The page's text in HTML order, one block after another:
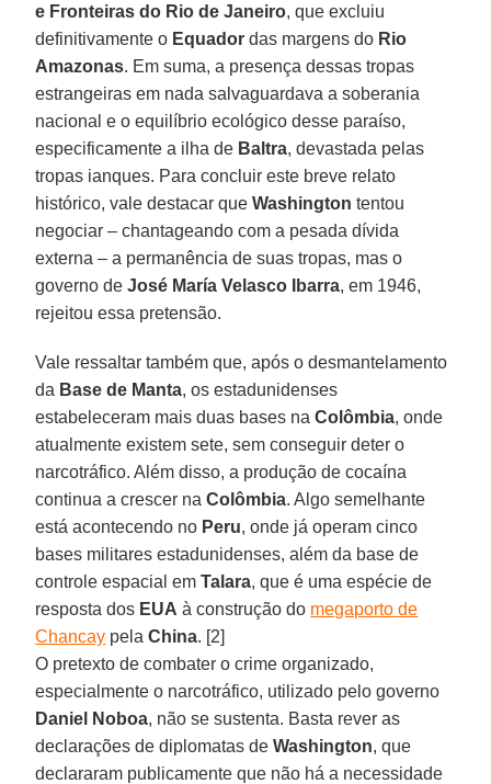
e Fronteiras do Rio de Janeiro, que excluiu
definitivamente o Equador das margens do Rio
Amazonas. Em suma, a presença dessas tropas
estrangeiras em nada salvaguardava a soberania
nacional e o equilíbrio ecológico desse paraíso,
especificamente a ilha de Baltra, devastada pelas
tropas ianques. Para concluir este breve relato
histórico, vale destacar queWashington tentou
negociar – chantageando com a pesada dívida
externa – a permanência de suas tropas, mas o
governo deJosé María Velasco Ibarra, em 1946,
rejeitou essa pretensão.
Vale ressaltar também que, após o desmantelamento
da Base de Manta, os estadunidenses
estabeleceram mais duas bases naColômbia, onde
atualmente existem sete, sem conseguir deter o
narcotráfico. Além disso, a produção de cocaína
continua a crescer naColômbia. Algo semelhante
está acontecendo no Peru, onde já operam cinco
bases militares estadunidenses, além da base de
controle espacial emTalara, que é uma espécie de
resposta dos EUA à construção do megaporto de
Chancay pelaChina. [2]
O pretexto de combater o crime organizado,
especialmente o narcotráfico, utilizado pelo governo
Daniel Noboa, não se sustenta. Basta rever as
declarações de diplomatas deWashington, que
declararam publicamente que não há a necessidade